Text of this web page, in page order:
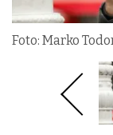
Foto: Marko